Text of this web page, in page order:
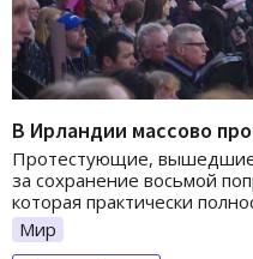
В Ирландии массово
Протестующие,
за сохранение восьмой
которая практически
Мир